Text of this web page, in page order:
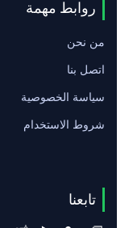
روابط مهمة
من نحن
اتصل بنا
سياسة الخصوصية
شروط الاستخدام
تابعنا